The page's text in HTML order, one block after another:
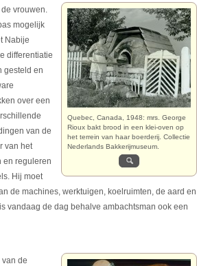
Quebec, Canada, 1948: mrs. George
Rioux bakt brood in een klei-oven op
het terrein van haar boerderij. Collectie
Nederlands Bakkerijmuseum.
vrouwen.
mogelijk
Nabije
differentiatie
gesteld en
over een
van de
van het
en reguleren
Hij moet
de machines, werktuigen, koelruimten, de aard en
vandaag de dag behalve ambachtsman ook een
de